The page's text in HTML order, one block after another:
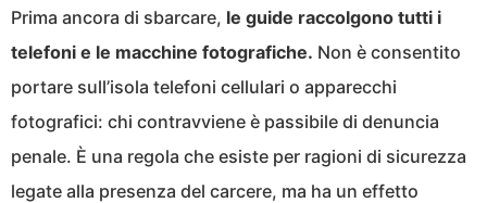
Prima ancora di sbarcare, le guide raccolgono tutti i
telefoni e le macchine fotografiche. Non è consentito
portare sull’isola telefoni cellulari o apparecchi
fotografici: chi contravviene è passibile di denuncia
penale. È una regola che esiste per ragioni di sicurezza
legate alla presenza del carcere, ma ha un effetto